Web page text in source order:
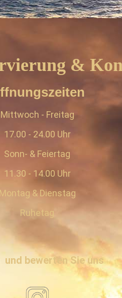
&
Mittwoch - Freitag
17.00 - 24.00 Uhr
Sonn- & Feiertag
11.30 - 14.00 Uhr
Montag & Dienstag
Ruhetag
und bewerten Sie uns